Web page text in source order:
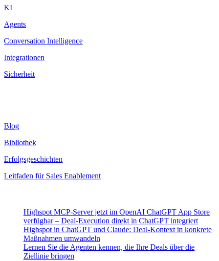
KI
Agents
Conversation Intelligence
Integrationen
Sicherheit
Blog
Bibliothek
Erfolgsgeschichten
Leitfaden für Sales Enablement
Highspot MCP-Server jetzt im OpenAI ChatGPT App Store
verfügbar – Deal-Execution direkt in ChatGPT integriert
Highspot in ChatGPT und Claude: Deal-Kontext in konkrete
Maßnahmen umwandeln
Lernen Sie die Agenten kennen, die Ihre Deals über die
Ziellinie bringen